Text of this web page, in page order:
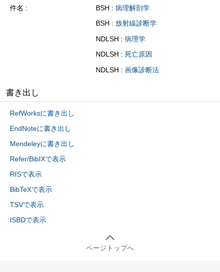
件名 BSH : 病理解剖学
BSH : 放射線診断学
NDLSH : 病理学
NDLSH : 死亡原因
NDLSH : 画像診断法
書き出し
RefWorksに書き出し
EndNoteに書き出し
Mendeleyに書き出し
Refer/BibIXで表示
RISで表示
BibTeXで表示
TSVで表示
ISBDで表示
ページトップへ